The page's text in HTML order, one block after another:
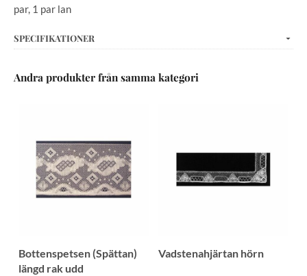
par, 1 par lan
SPECIFIKATIONER
Andra produkter från samma kategori
Bottenspetsen (Spättan)
längd rak udd
Vadstenahjärtan hörn